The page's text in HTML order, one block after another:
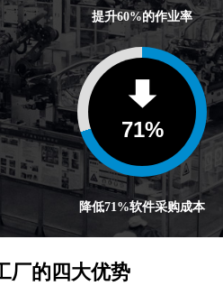
提升60%的作业率
71%
降低71%软件采购成本
厂的四大优势